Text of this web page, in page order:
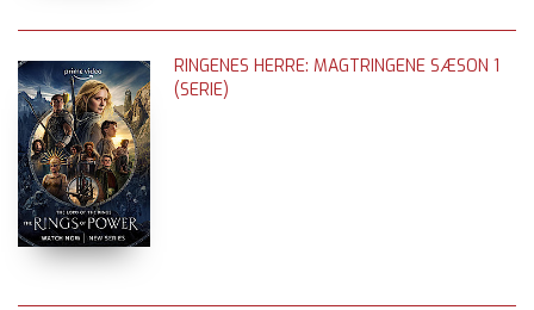
RINGENES HERRE: MAGTRINGENE SÆSON 1
(SERIE)